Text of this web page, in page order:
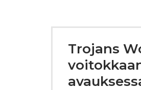
Trojans